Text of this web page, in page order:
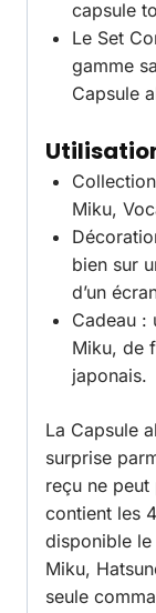
capsule
Le Set
gamme
Capsule
Miku,
bien sur
d’un
Cadeau :
Miku, de
japonais.
La Capsule
surprise
reçu ne
contient les
disponible
Miku,
seule